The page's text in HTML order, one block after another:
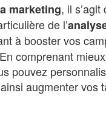
marketing, il s’agit
de l’
à booster vos
comprenant
pouvez
augmenter vos